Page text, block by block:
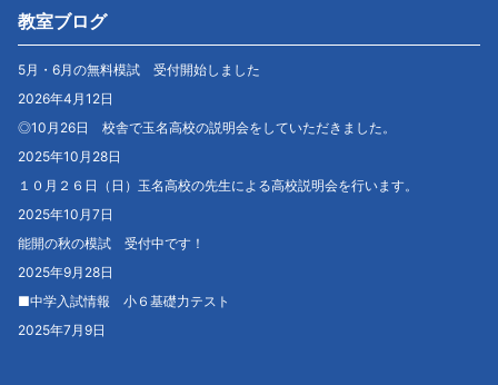
教室ブログ
5月・6月の無料模試 受付開始しました
2026年4月12日
◎10月26日 校舎で玉名高校の説明会をしていただきました。
2025年10月28日
１０月２６日（日）玉名高校の先生による高校説明会を行います。
2025年10月7日
能開の秋の模試 受付中です！
2025年9月28日
■中学入試情報 小６基礎力テスト
2025年7月9日